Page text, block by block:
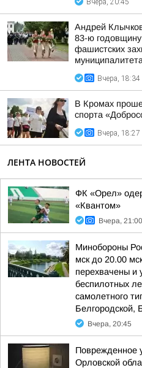
Вчера, 20:45
Андрей
83-ю
фашистских
муниципалитета
Вчера, 18:34
В Кромах
спорта
Вчера, 18:27
ЛЕНТА НОВОСТЕЙ
ФК «Орел»
«Квантом»
Вчера, 21:00
Минобороны
мск до 20.00
перехвачены и
беспилотных
самолетного
Белгородской,
Вчера, 20:45
Поврежденное
Орловской